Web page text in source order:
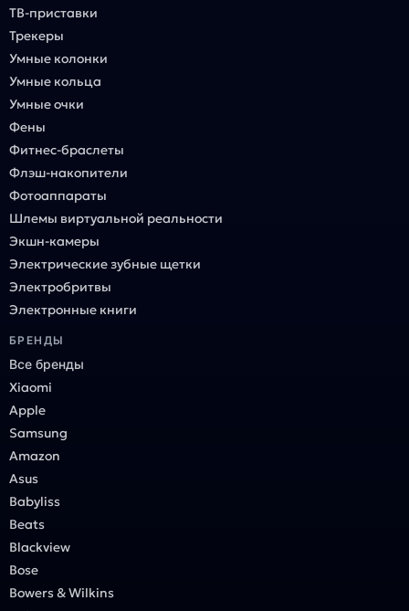
ТВ-приставки
Трекеры
Умные колонки
Умные кольца
Умные очки
Фены
Фитнес-браслеты
Флэш-накопители
Фотоаппараты
Шлемы виртуальной реальности
Экшн-камеры
Электрические зубные щетки
Электробритвы
Электронные книги
БРЕНДЫ
Все бренды
Xiaomi
Apple
Samsung
Amazon
Asus
Babyliss
Beats
Blackview
Bose
Bowers & Wilkins